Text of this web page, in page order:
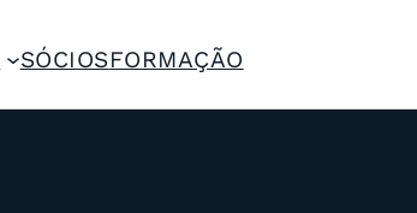
SÓCIOSFORMAÇÃO